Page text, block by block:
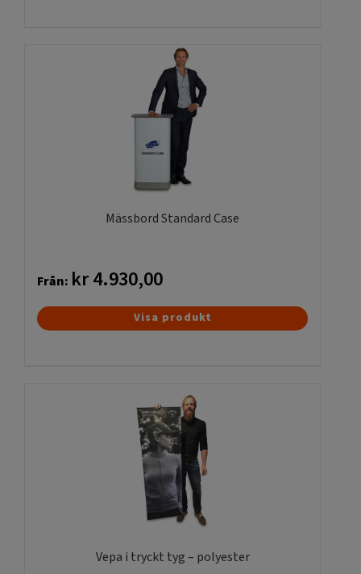
Mässbord Standard Case
Från: kr4.930,00
Den
här
flera
varianter.
De
olika
alternativen
kan
väljas
på
Visa produkt
Vepa i tryckt tyg – polyester